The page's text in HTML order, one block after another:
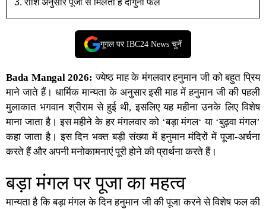
राशि अनुसार पूजा से मिलता है दोगुना फल
गूगल पर IBC24 News चुनें
Bada Mangal 2026: ज्येष्ठ माह के मंगलवार हनुमान जी को बहुत प्रिय
माने जाते हैं। धार्मिक मान्यता के अनुसार इसी माह मेंहनुमान जी की पहली
मुलाकातभगवान श्रीरामसे हुई थी, इसलिए यह महीना उनके लिए विशेष
माना जाता है। इस महीने के हर मंगलवार को ‘बड़ा मंगल‘ या ‘बुढ़वा मंगल’
कहा जाता है। इस दिन भक्त बड़ी संख्या में हनुमान मंदिरों में पूजा-अर्चना
करते हैं और अपनी मनोकामनाएं पूरी होने की प्रार्थना करते हैं।
बड़ा मंगल पर पूजा का महत्व
मान्यता है कि बड़ा मंगल के दिनहनुमान जी की पूजा करने से विशेष फल की